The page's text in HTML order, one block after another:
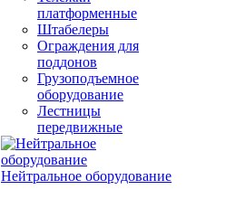
платформенные
Штабелеры
Ограждения для
поддонов
Грузоподъемное
оборудование
Лестницы
передвижные
Нейтральное оборудование